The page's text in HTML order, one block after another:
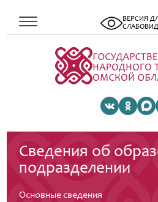
ВЕРСИЯ
Сведения об
подразделении
Основные сведения